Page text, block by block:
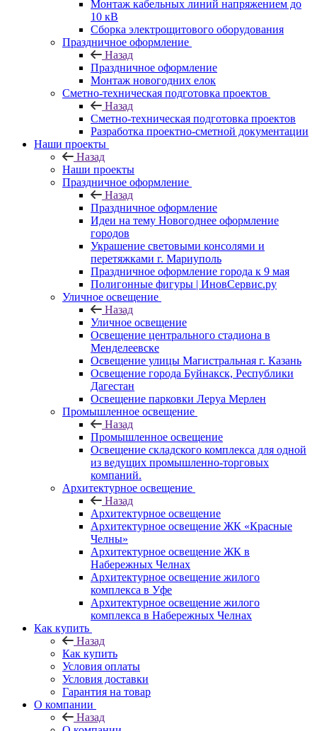
Монтаж кабельных линий напряжением до
10 кВ
Сборка электрощитового оборудования
Праздничное оформление
Назад
Праздничное оформление
Монтаж новогодних елок
Сметно-техническая подготовка проектов
Назад
Сметно-техническая подготовка проектов
Разработка проектно-сметной документации
Наши проекты
Назад
Наши проекты
Праздничное оформление
Назад
Праздничное оформление
Идеи на тему Новогоднее оформление
городов
Украшение световыми консолями и
перетяжками г. Мариуполь
Праздничное оформление города к 9 мая
Полигонные фигуры | ИновСервис.ру
Уличное освещение
Назад
Уличное освещение
Освещение центрального стадиона в
Менделеевске
Освещение улицы Магистральная г. Казань
Освещение города Буйнакск, Республики
Дагестан
Освещение парковки Леруа Мерлен
Промышленное освещение
Назад
Промышленное освещение
Освещение складского комплекса для одной
из ведущих промышленно-торговых
компаний.
Архитектурное освещение
Назад
Архитектурное освещение
Архитектурное освещение ЖК «Красные
Челны»
Архитектурное освещение ЖК в
Набережных Челнах
Архитектурное освещение жилого
комплекса в Уфе
Архитектурное освещение жилого
комплекса в Набережных Челнах
Как купить
Назад
Как купить
Условия оплаты
Условия доставки
Гарантия на товар
О компании
Назад